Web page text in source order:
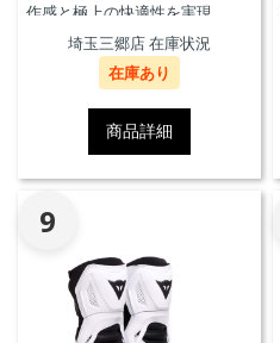
作感と極上の快適性を実現。
埼玉三郷店 在庫状況
在庫あり
商品詳細
9